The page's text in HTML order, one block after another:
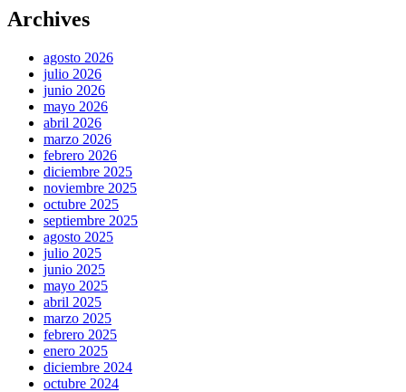
Archives
agosto 2026
julio 2026
junio 2026
mayo 2026
abril 2026
marzo 2026
febrero 2026
diciembre 2025
noviembre 2025
octubre 2025
septiembre 2025
agosto 2025
julio 2025
junio 2025
mayo 2025
abril 2025
marzo 2025
febrero 2025
enero 2025
diciembre 2024
octubre 2024